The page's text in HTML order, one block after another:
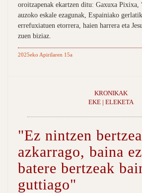
oroitzapenak ekartzen ditu: Gaxuxa Pixixa,
auzoko eskale ezagunak, Espainiako
errefuxiatuen etorrera, haien harrera eta
zuen biziaz.
2025eko Apirilaren 15a
KRONIKAK
EKE | ELEKETA
"Ez nintzen
azkarrago, baina
batere bertzeak
guttiago"